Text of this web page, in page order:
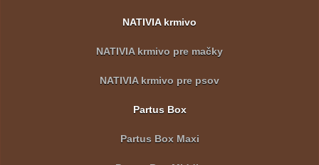
NATIVIA krmivo
NATIVIA krmivo pre mačky
NATIVIA krmivo pre psov
Partus Box
Partus Box Maxi